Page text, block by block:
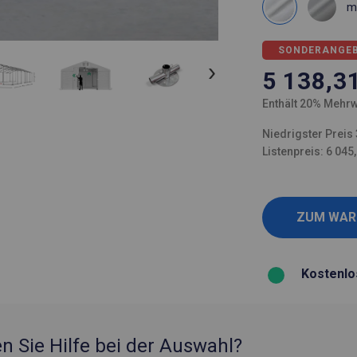
5
Enthält 20%
Niedrigster Preis
Listenpreis: 6
Sie Hilfe bei der Auswahl?